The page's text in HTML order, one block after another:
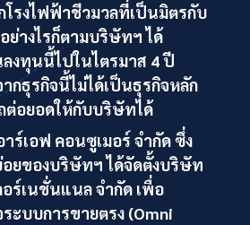
โรงไฟฟ้าชีวมวลที่เป็นมิตรกับ
ย่างไรก็ตามบริษัทฯ ได้
ลงทุนนี้ไปในไตรมาส 4 ปี
ากธุรกิจนี้ไม่ได้เป็นธุรกิจหลัก
ต่อยอดให้กับบริษัทได้
ร์เอฟ คอนซูเมอร์ จำกัด ซึ่ง
ยของบริษัทฯ ได้จัดตั้งบริษัท
ร์เนชั่นแนล จำกัด เพื่อ
ะบบการขายตรง (Omni